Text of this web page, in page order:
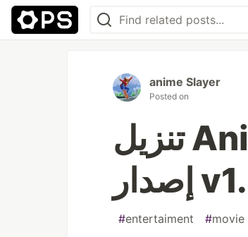
anime Slayer
Posted on
تنزيل Anime Slayer APK أحدث
#entertaiment #movie